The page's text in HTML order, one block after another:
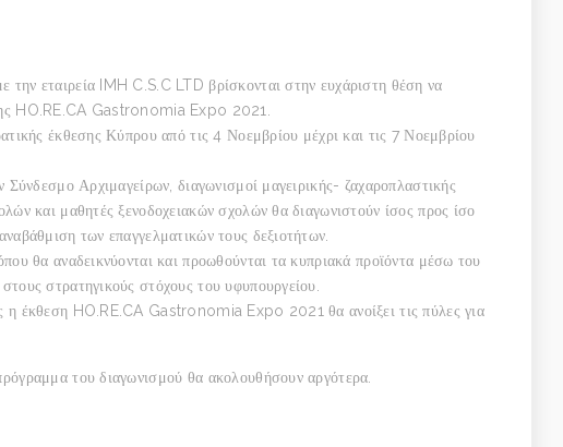
εταιρεία IMH C.S.C LTD βρίσκονται στην ευχάριστη θέση να
HO.RE.CA Gastronomia Expo 2021.
έκθεσης Κύπρου από τις 4 Νοεμβρίου μέχρι και τις 7 Νοεμβρίου
Αρχιμαγείρων, διαγωνισμοί μαγειρικής- ζαχαροπλαστικής
και μαθητές ξενοδοχειακών σχολών θα διαγωνιστούν ίσος προς ίσο
των επαγγελματικών τους δεξιοτήτων.
θα αναδεικνύονται και προωθούνται τα κυπριακά προϊόντα μέσω του
στρατηγικούς στόχους του υφυπουργείου.
η έκθεση HO.RE.CA Gastronomia Expo 2021 θα ανοίξει τις πύλες για
του διαγωνισμού θα ακολουθήσουν αργότερα.